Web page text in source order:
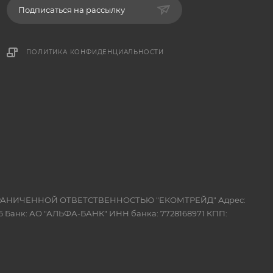
Подписаться на рассылку
ПОЛИТИКА КОНФИДЕНЦИАЛЬНОСТИ
ОТВЕТСТВЕННОСТЬЮ "ЕКОМТРЕЙД" Адрес:
АО "АЛЬФА-БАНК" ИНН банка: 7728168971 КПП: